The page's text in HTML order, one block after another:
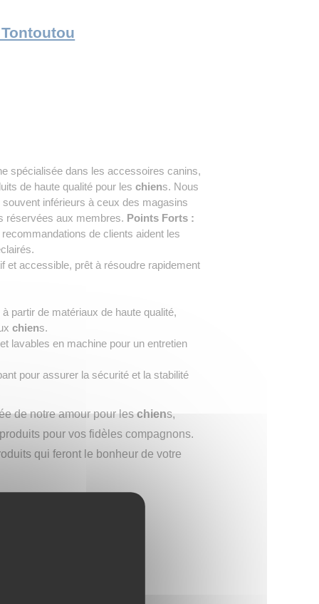
spécialisée dans les accessoires canins,
de haute qualité pour leschiens. Nous
inférieurs à ceux des magasins
réservées aux membres. Points Forts :
de clients aident les
et accessible, prêt à résoudre rapidement
partir de matériaux de haute qualité,
chiens.
lavables en machine pour un entretien
pour assurer la sécurité et la stabilité
de notre amour pour leschiens,
pour vos fidèles compagnons.
qui feront le bonheur de votre
shiba inu